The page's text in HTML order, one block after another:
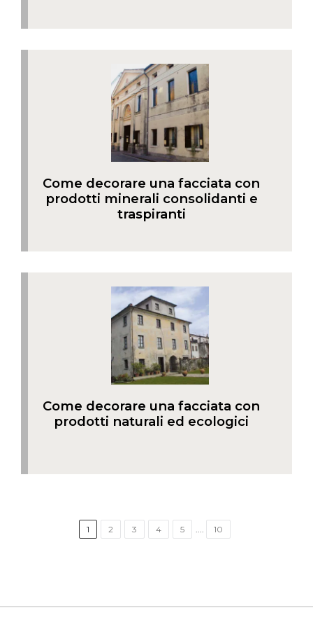
Come decorare una facciata con
prodotti minerali consolidanti e
traspiranti
Come decorare una facciata con
prodotti naturali ed ecologici
1 2 3 4 5 .... 10